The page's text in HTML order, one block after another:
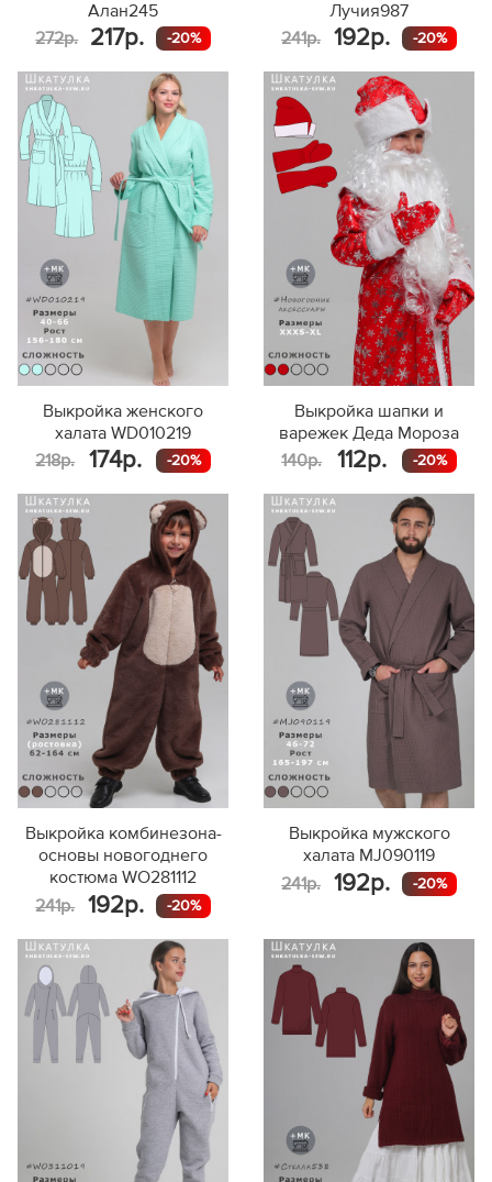
Алан245
272р.
217р. -20%
Лучия987
241р.
192р. -20%
Выкройка женского
халата WD010219
218р.
174р. -20%
Выкройка шапки и
варежек Деда Мороза
140р.
112р. -20%
Выкройка комбинезона-
основы новогоднего
костюма WO281112
241р.
192р. -20%
Выкройка мужского
халата MJ090119
241р.
192р. -20%